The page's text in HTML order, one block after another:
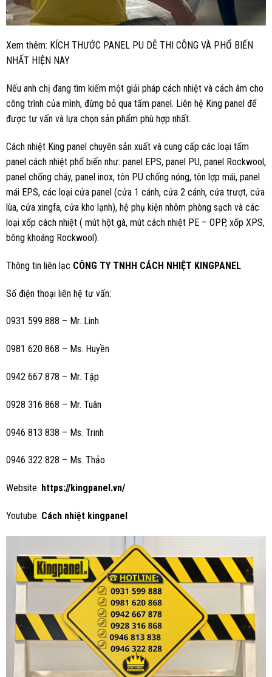
Xem thêm: KÍCH THƯỚC PANEL PU DỄ THI CÔNG VÀ PHỔ BIẾN
NHẤT HIỆN NAY
Nếu anh chị đang tìm kiếm một giải pháp cách nhiệt và cách âm cho
công trình của mình, đừng bỏ qua tấm panel. Liên hệ King panel để
được tư vấn và lựa chọn sản phẩm phù hợp nhất.
Cách nhiệt King panel chuyên sản xuất và cung cấp các loại tấm
panel cách nhiệt phổ biến như: panel EPS, panel PU, panel Rockwool,
panel chống cháy, panel inox, tôn PU chống nóng, tôn lợp mái, panel
mái EPS, các loại cửa panel (cửa 1 cánh, cửa 2 cánh, cửa trượt, cửa
lùa, cửa xingfa, cửa kho lạnh), hệ phụ kiện nhôm phòng sạch và các
loại xốp cách nhiệt ( mút hột gà, mút cách nhiệt PE – OPP, xốp XPS,
bông khoáng Rockwool).
Thông tin liên lạc CÔNG TY TNHH CÁCH NHIỆT KINGPANEL
Số điện thoại liên hệ tư vấn:
0931 599 888 – Mr. Linh
0981 620 868 – Ms. Huyền
0942 667 878 – Mr. Tập
0928 316 868 – Mr. Tuân
0946 813 838 – Ms. Trinh
0946 322 828 – Ms. Thảo
Website: https://kingpanel.vn/
Youtube: Cách nhiệt kingpanel